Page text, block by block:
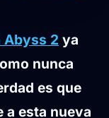
Abyss 2 ya
nunca
es que
a esta nueva